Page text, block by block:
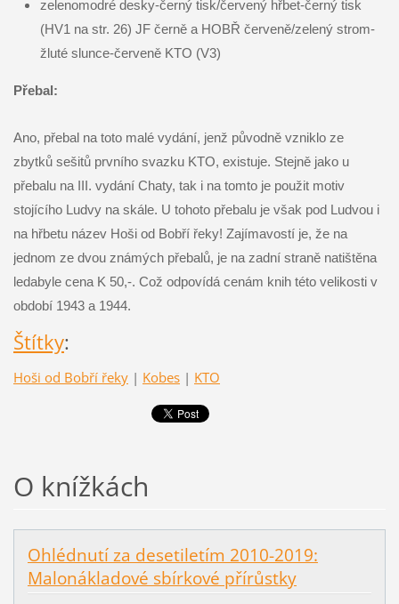
zelenomodré desky-černý tisk/červený hřbet-černý tisk
(HV1 na str. 26) JF černě a HOBŘ červeně/zelený strom-
žluté slunce-červeně KTO (V3)
Přebal:
Ano, přebal na toto malé vydání, jenž původně vzniklo ze
zbytků sešitů prvního svazku KTO, existuje. Stejně jako u
přebalu na III. vydání Chaty, tak i na tomto je použit motiv
stojícího Ludvy na skále. U tohoto přebalu je však pod Ludvou i
na hřbetu název Hoši od Bobří řeky! Zajímavostí je, že na
jednom ze dvou známých přebalů, je na zadní straně natištěna
ledabyle cena K 50,-. Což odpovídá cenám knih této velikosti v
období 1943 a 1944.
Štítky:
Hoši od Bobří řeky | Kobes | KTO
O knížkách
Ohlédnutí za desetiletím 2010-2019:
Malonákladové sbírkové přírůstky